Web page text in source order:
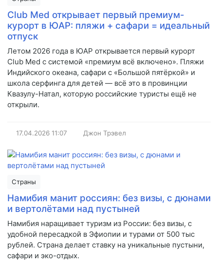
Club Med открывает первый премиум-
курорт в ЮАР: пляжи + сафари = идеальный
отпуск
Летом 2026 года в ЮАР открывается первый курорт
Club Med с системой «премиум всё включено». Пляжи
Индийского океана, сафари с «Большой пятёркой» и
школа серфинга для детей — всё это в провинции
Квазулу-Натал, которую российские туристы ещё не
открыли.
17.04.2026 11:07 Джон Трэвел
Страны
Намибия манит россиян: без визы, с дюнами
и вертолётами над пустыней
Намибия наращивает туризм из России: без визы, с
удобной пересадкой в Эфиопии и турами от 500 тыс
рублей. Страна делает ставку на уникальные пустыни,
сафари и эко-отдых.